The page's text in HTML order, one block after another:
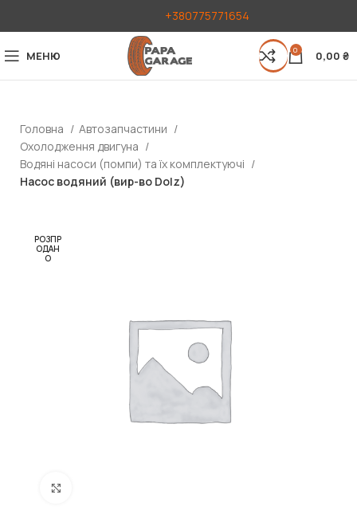
+380775771654
МЕНЮ 0 0,00 ₴
Головна
Автозапчастини
Охолодження двигуна
Водяні насоси (помпи) та їх комплектуючі
Насос водяний (вир-во Dolz)
РОЗПР
ОДАН
О